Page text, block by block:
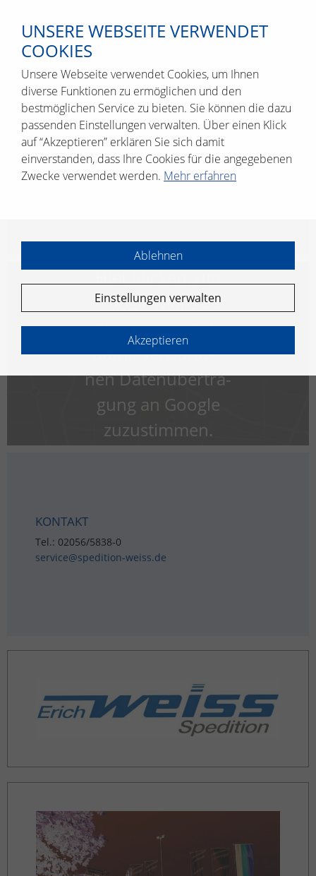
ERICH WEISS LO­GIS­TIK GMBH & CO. KG
Hum­boldt­str. 1-3
42579 Hei­li­gen­haus
Hier kli­cken, um
Goog­le Maps zu
ak­ti­vie­ren und der
damit ver­bun­de­
nen Da­ten­über­tra­
gung an Goog­le
zu­zu­stim­men.
KON­TAKT
Tel.: 02056/5838-0
ser­vice@​spedition-​weiss.​de
UNSERE WEBSEITE VERWENDET
COOKIES
Unsere Webseite verwendet Cookies, um Ihnen
diverse Funktionen zu ermöglichen und den
bestmöglichen Service zu bieten. Sie können die dazu
passenden Einstellungen verwalten. Über einen Klick
auf “Akzeptieren” erklären Sie sich damit
einverstanden, dass Ihre Cookies für die angegebenen
Zwecke verwendet werden. Mehr erfahren
Ablehnen
Einstellungen verwalten
Akzeptieren